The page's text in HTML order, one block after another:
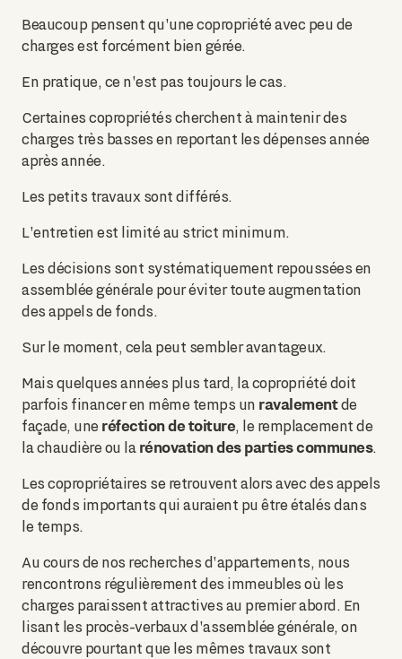
Beaucoup pensent qu'une copropriété avec peu de
charges est forcément bien gérée.
En pratique, ce n'est pas toujours le cas.
Certaines copropriétés cherchent à maintenir des
charges très basses en reportant les dépenses année
après année.
Les petits travaux sont différés.
L'entretien est limité au strict minimum.
Les décisions sont systématiquement repoussées en
assemblée générale pour éviter toute augmentation
des appels de fonds.
Sur le moment, cela peut sembler avantageux.
Mais quelques années plus tard, la copropriété doit
parfois financer en même temps un ravalementde
façade, une réfection de toiture, le remplacement de
la chaudière ou la rénovation des parties communes.
Les copropriétaires se retrouvent alors avec des appels
de fonds importants qui auraient pu être étalés dans
le temps.
Au cours de nos recherches d'appartements, nous
rencontrons régulièrement des immeubles où les
charges paraissent attractives au premier abord. En
lisant les procès-verbaux d'assemblée générale, on
découvre pourtant que les mêmes travaux sont